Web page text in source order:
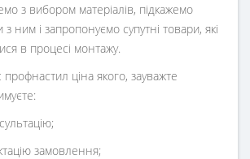
з вибором матеріалів, підкажемо
ним і запропонуємо супутні товари, які
в процесі монтажу.
ціна якого, зауважте
замовлення;